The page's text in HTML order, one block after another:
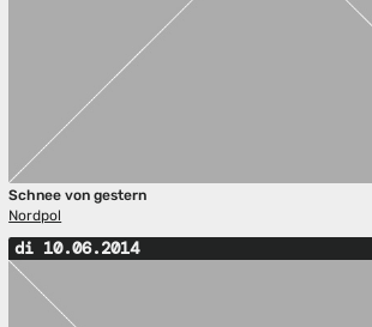
Schnee von gestern
Nordpol
di 10.06.2014